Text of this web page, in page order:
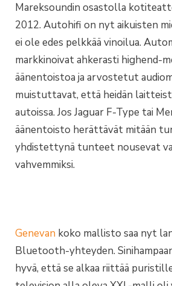
Mareksoundin osastolla
2012. Autohifi on nyt aikuisten
ei ole edes pelkkää vinoilua.
markkinoivat ahkerasti highend-
äänentoistoa ja arvostetut
muistuttavat, että heidän
autoissa. Jos Jaguar F-Type tai
äänentoisto herättävät mitään
yhdistettynä tunteet nousevat
vahvemmiksi.
Genevan koko mallisto saa nyt
Bluetooth-yhteyden.
hyvä, että se alkaa riittää